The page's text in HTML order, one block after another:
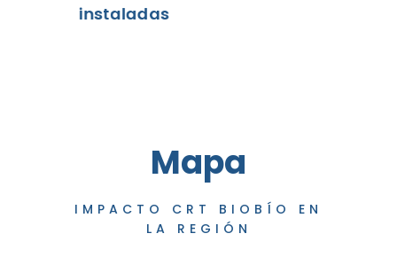
instaladas
Mapa
IMPACTO CRT BIOBÍO EN
LA REGIÓN